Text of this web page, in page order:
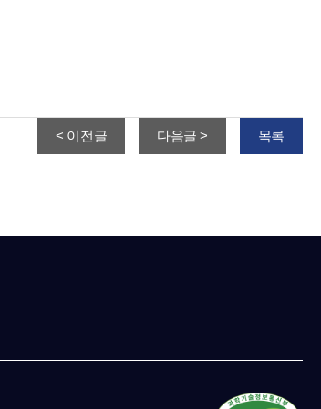
< 이전글 다음글 > 목록